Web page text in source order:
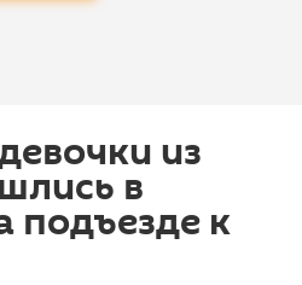
из
в
подъезде к